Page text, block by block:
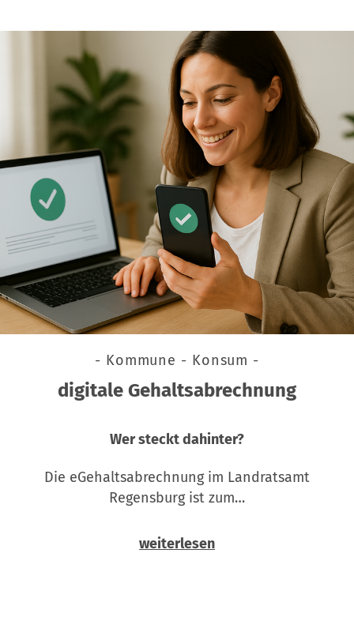
- Kommune - Konsum -
digitale Gehaltsabrechnung
Wer steckt dahinter?
Die eGehaltsabrechnung im Landratsamt
Regensburg ist zum…
weiterlesen